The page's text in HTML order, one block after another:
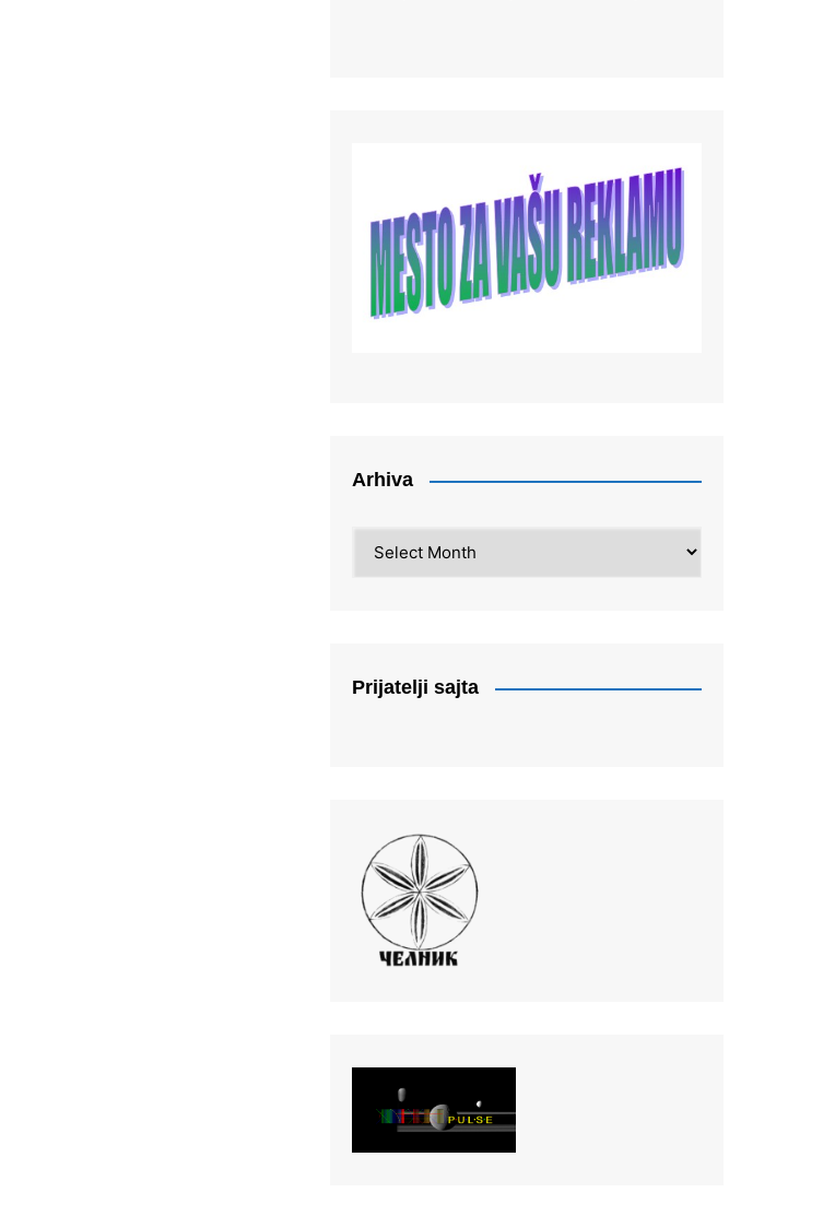
Arhiva
Prijatelji sajta